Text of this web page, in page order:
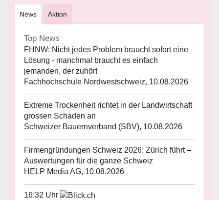
News Aktion
Top News
FHNW: Nicht jedes Problem braucht sofort eine
Lösung - manchmal braucht es einfach
jemanden, der zuhört
Fachhochschule Nordwestschweiz, 10.08.2026
Extreme Trockenheit richtet in der Landwirtschaft
grossen Schaden an
Schweizer Bauernverband (SBV), 10.08.2026
Firmengründungen Schweiz 2026: Zürich führt –
Auswertungen für die ganze Schweiz
HELP Media AG, 10.08.2026
16:32 Uhr